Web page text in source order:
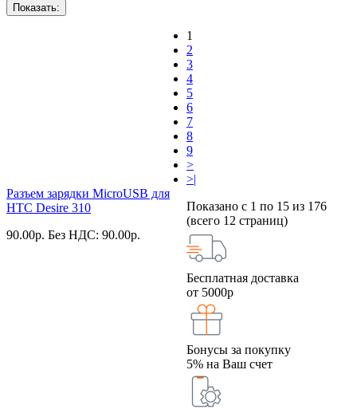
Показать:
Разъем зарядки MicroUSB для
HTC Desire 310
90.00р. Без НДС: 90.00р.
1
2
3
4
5
6
7
8
9
>
>|
Показано с 1 по 15 из 176
(всего 12 страниц)
Бесплатная доставка
от 5000р
Бонусы за покупку
5% на Ваш счет